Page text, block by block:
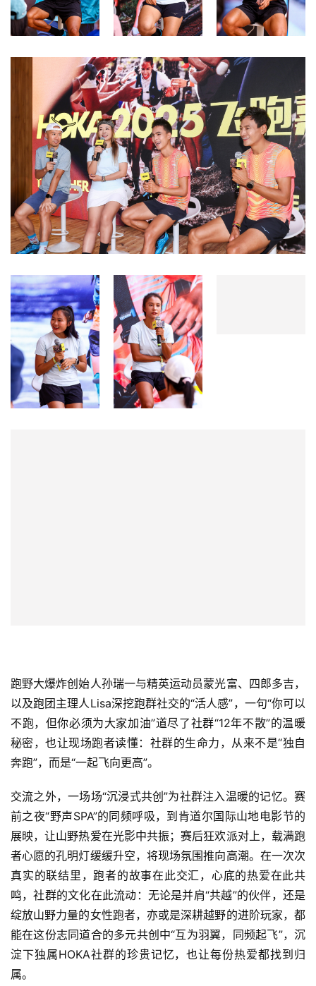
用
户
选
动
跑野大爆炸创始人孙瑞一与精英运动员蒙光富、四郎多吉，
以及跑团主理人Lisa深挖跑群社交的“活人感”，一句“你可以
不跑，但你必须为大家加油”道尽了社群“12年不散”的温暖
秘密，也让现场跑者读懂：社群的生命力，从来不是“独自
奔跑”，而是“一起飞向更高”。
交流之外，一场场“沉浸式共创”为社群注入温暖的记忆。赛
前之夜“野声SPA”的同频呼吸，到肯道尔国际山地电影节的
展映，让山野热爱在光影中共振；赛后狂欢派对上，载满跑
者心愿的孔明灯缓缓升空，将现场氛围推向高潮。在一次次
真实的联结里，跑者的故事在此交汇，心底的热爱在此共
鸣，社群的文化在此流动：无论是并肩“共越”的伙伴，还是
绽放山野力量的女性跑者，亦或是深耕越野的进阶玩家，都
能在这份志同道合的多元共创中“互为羽翼，同频起飞”，沉
淀下独属HOKA社群的珍贵记忆，也让每份热爱都找到归
属。